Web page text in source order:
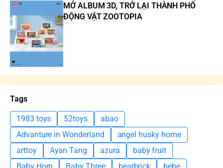
MỞ ALBUM 3D, TRỞ LẠI THÀNH PHỐ
ĐỘNG VẬT ZOOTOPIA
Tags
1983 toys 52toys
abao
Advanture in Wonderland
angel husky home
arttoy
Ayan Tang azura
baby fruit
Baby Horn
Baby Three bearbrick
bebe